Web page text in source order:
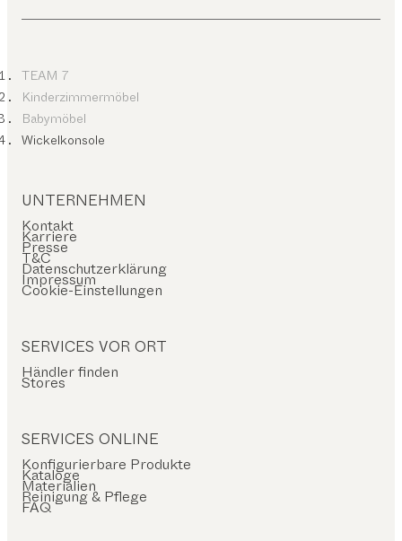
TEAM 7
Kinderzimmermöbel
Babymöbel
Wickelkonsole
UNTERNEHMEN
Kontakt
Karriere
Presse
T&C
Datenschutzerklärung
Impressum
Cookie-Einstellungen
SERVICES VOR ORT
Händler finden
Stores
SERVICES ONLINE
Konfigurierbare Produkte
Kataloge
Materialien
Reinigung & Pflege
FAQ